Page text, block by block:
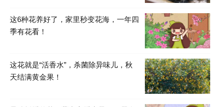
这6种花养好了，家里秒变花海，一年四
季有花看！
这花就是“活香水”，杀菌除异味儿，秋
天结满黄金果！